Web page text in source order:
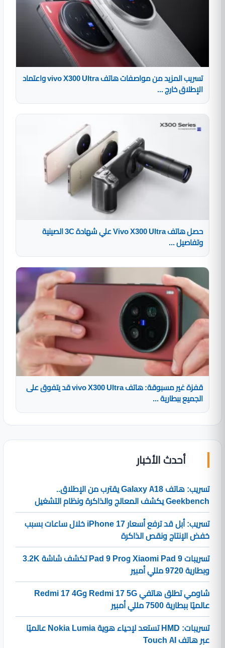
تسريب المزيد من مواصفات هاتف vivo X300 Ultra واعتماد
الإطلاق خارج ...
حصل هاتف Vivo X300 Ultra علي شهادة 3C الصينية
وتفاصيل ...
قفزة غير مسبوقة: هاتف vivo X300 Ultra قد يتفوق على
الجميع ببطارية ...
أحدث الأخبار
تسريب: هاتف Galaxy A18 يقترب من الإطلاق..
Geekbench يكشف المعالج والذاكرة ونظام التشغيل
تسريب: أبل قد ترفع أسعار iPhone 17 خلال ساعات بسبب
خفض الإنتاج ونقص الذاكرة
تسريبات Xiaomi Pad 9 وPad 9 Pro تكشف شاشة 3.2K
وبطارية 9720 مللي أمبير
شاومي تطلق هاتفي Redmi 17 5G وRedmi 17 4G
عالميًا ببطارية 7500 مللي أمبير
تسريبات: HMD تستعد لإحياء هوية Nokia Lumia عالميًا
عبر هاتف Touch AI